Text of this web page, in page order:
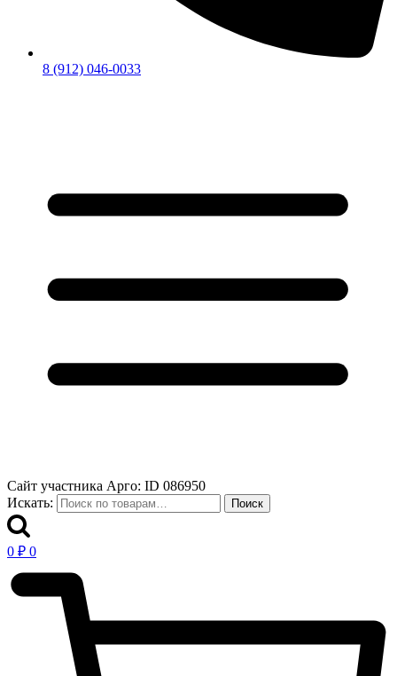
8 (912) 046-0033
Сайт участника Арго: ID 086950
Искать:
Поиск
0 ₽ 0